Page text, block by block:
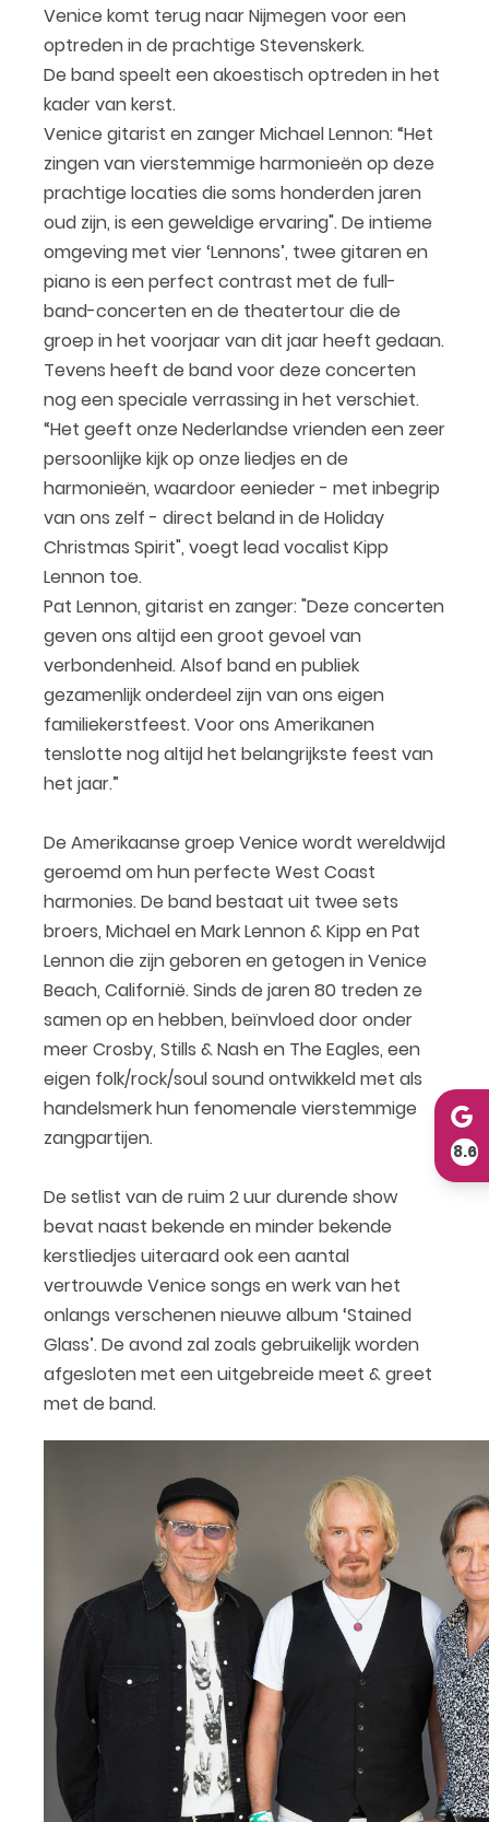
Venice komt terug naar Nijmegen voor een
optreden in de prachtige Stevenskerk.
De band speelt een akoestisch optreden in het
kader van kerst.
Venice gitarist en zanger Michael Lennon: “Het
zingen van vierstemmige harmonieën op deze
prachtige locaties die soms honderden jaren
oud zijn, is een geweldige ervaring". De intieme
omgeving met vier ‘Lennons’, twee gitaren en
piano is een perfect contrast met de full-
band-concerten en de theatertour die de
groep in het voorjaar van dit jaar heeft gedaan.
Tevens heeft de band voor deze concerten
nog een speciale verrassing in het verschiet.
“Het geeft onze Nederlandse vrienden een zeer
persoonlijke kijk op onze liedjes en de
harmonieën, waardoor eenieder - met inbegrip
van ons zelf - direct beland in de Holiday
Christmas Spirit", voegt lead vocalist Kipp
Lennon toe.
Pat Lennon, gitarist en zanger: "Deze concerten
geven ons altijd een groot gevoel van
verbondenheid. Alsof band en publiek
gezamenlijk onderdeel zijn van ons eigen
familiekerstfeest. Voor ons Amerikanen
tenslotte nog altijd het belangrijkste feest van
het jaar.”
De Amerikaanse groep Venice wordt wereldwijd
geroemd om hun perfecte West Coast
harmonies. De band bestaat uit twee sets
broers, Michael en Mark Lennon & Kipp en Pat
Lennon die zijn geboren en getogen in Venice
Beach, Californië. Sinds de jaren 80 treden ze
samen op en hebben, beïnvloed door onder
meer Crosby, Stills & Nash en The Eagles, een
eigen folk/rock/soul sound ontwikkeld met als
handelsmerk hun fenomenale vierstemmige
zangpartijen.
De setlist van de ruim 2 uur durende show
bevat naast bekende en minder bekende
kerstliedjes uiteraard ook een aantal
vertrouwde Venice songs en werk van het
onlangs verschenen nieuwe album ‘Stained
Glass’. De avond zal zoals gebruikelijk worden
afgesloten met een uitgebreide meet & greet
met de band.
8.6